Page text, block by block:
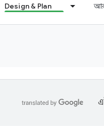
Design & Plan